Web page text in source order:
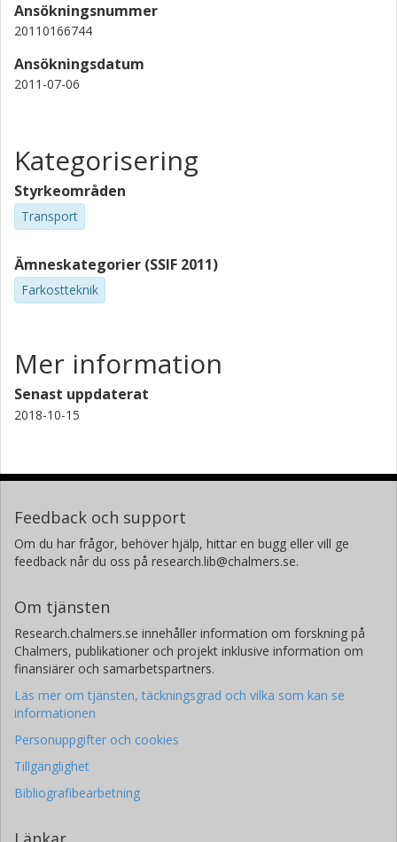
Ansökningsnummer
20110166744
Ansökningsdatum
2011-07-06
Kategorisering
Styrkeområden
Transport
Ämneskategorier (SSIF 2011)
Farkostteknik
Mer information
Senast uppdaterat
2018-10-15
Feedback och support
Om du har frågor, behöver hjälp, hittar en bugg eller vill ge
feedback når du oss på research.lib@chalmers.se.
Om tjänsten
Research.chalmers.se innehåller information om forskning på
Chalmers, publikationer och projekt inklusive information om
finansiärer och samarbetspartners.
Läs mer om tjänsten, täckningsgrad och vilka som kan se
informationen
Personuppgifter och cookies
Tillgänglighet
Bibliografibearbetning